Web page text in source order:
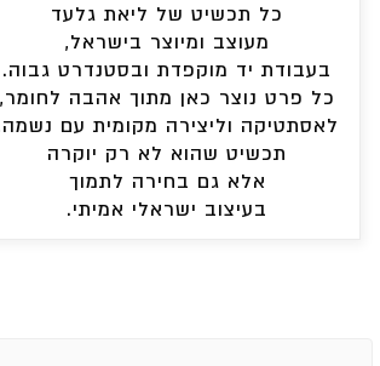
כל תכשיט של ליאת גלעד
מעוצב ומיוצר בישראל,
בעבודת יד מוקפדת ובסטנדרט גבוה.
כל פרט נוצר כאן מתוך אהבה לחומר,
לאסתטיקה וליצירה מקומית עם
תכשיט שהוא לא רק יוקרה
אלא גם בחירה לתמוך
בעיצוב ישראלי אמיתי.